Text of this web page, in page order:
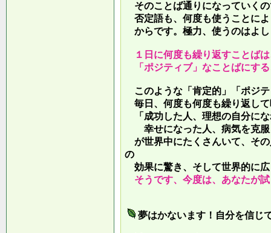
そのことば通りになっていく
否定語も、何度も使うことに
からです。極力、使うのはよ
１日に何度も繰り返すことば
「ポジティブ」なことばにす
このような「肯定的」「ポジ
毎日、何度も何度も繰り返し
「成功した人、理想の自分に
幸せになった人、病気を克服
が世界中にたくさんいて、そ
の
効果に驚き、そして世界的に
そうです、今度は、あなたが
夢はかないます！自分を信じ